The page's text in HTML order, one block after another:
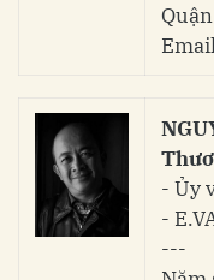
- Ủy
-
---